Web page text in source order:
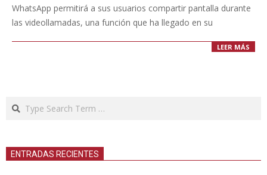
WhatsApp permitirá a sus usuarios compartir pantalla durante
las videollamadas, una función que ha llegado en su
LEER MÁS
Search
ENTRADAS RECIENTES